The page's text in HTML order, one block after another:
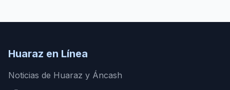
Huaraz en Línea
Noticias de Huaraz y Áncash